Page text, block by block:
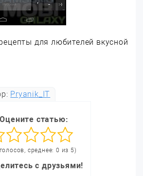
для любителей вкусной
Pryanik_IT
Оцените статью:
среднее: 0 из 5)
с друзьями!